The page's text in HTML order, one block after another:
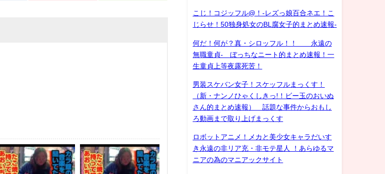
こじ！コジッフル@！-レズっ娘百合ネエ！こ
じらせ！50独身処女のBL腐女子的まとめ速報-
何だ！何が？真・シロッフル！！ 永遠の
無職童貞- ぼっちなニート的まとめ速報！一
生童貞上等夜露死苦！
男装スケバン女子！スケッフルまっくす！
（新・ナンノひゃくしきっ!！ビー玉のおいぬ
さん的まとめ速報） 話題な事件からおもし
ろ動画まで取り上げまっくす
ロボットアニメ！メカと美少女キャラだいす
き永遠の非リア充・非モテ星人 ！あらゆるマ
ニアの為のマニアックサイト